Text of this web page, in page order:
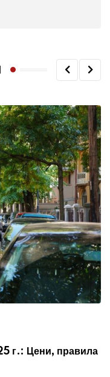
г.: Цени, правила